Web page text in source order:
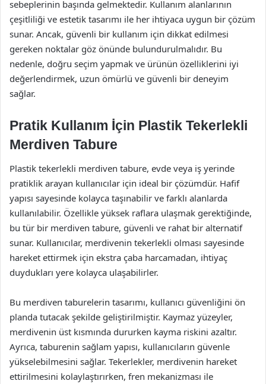
sebeplerinin başında gelmektedir. Kullanım alanlarının
çeşitliliği ve estetik tasarımı ile her ihtiyaca uygun bir çözüm
sunar. Ancak, güvenli bir kullanım için dikkat edilmesi
gereken noktalar göz önünde bulundurulmalıdır. Bu
nedenle, doğru seçim yapmak ve ürünün özelliklerini iyi
değerlendirmek, uzun ömürlü ve güvenli bir deneyim
sağlar.
Pratik Kullanım İçin Plastik Tekerlekli
Merdiven Tabure
Plastik tekerlekli merdiven tabure, evde veya iş yerinde
pratiklik arayan kullanıcılar için ideal bir çözümdür. Hafif
yapısı sayesinde kolayca taşınabilir ve farklı alanlarda
kullanılabilir. Özellikle yüksek raflara ulaşmak gerektiğinde,
bu tür bir merdiven tabure, güvenli ve rahat bir alternatif
sunar. Kullanıcılar, merdivenin tekerlekli olması sayesinde
hareket ettirmek için ekstra çaba harcamadan, ihtiyaç
duydukları yere kolayca ulaşabilirler.
Bu merdiven taburelerin tasarımı, kullanıcı güvenliğini ön
planda tutacak şekilde geliştirilmiştir. Kaymaz yüzeyler,
merdivenin üst kısmında dururken kayma riskini azaltır.
Ayrıca, taburenin sağlam yapısı, kullanıcıların güvenle
yükselebilmesini sağlar. Tekerlekler, merdivenin hareket
ettirilmesini kolaylaştırırken, fren mekanizması ile